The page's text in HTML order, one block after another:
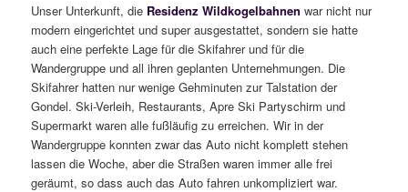
Unser Unterkunft, die Residenz Wildkogelbahnenwar nicht nur
modern eingerichtet und super ausgestattet, sondern sie hatte
auch eine perfekte Lage für die Skifahrer und für die
Wandergruppe und all ihren geplanten Unternehmungen. Die
Skifahrer hatten nur wenige Gehminuten zur Talstation der
Gondel. Ski-Verleih, Restaurants, Apre Ski Partyschirm und
Supermarkt waren alle fußläufig zu erreichen. Wir in der
Wandergruppe konnten zwar das Auto nicht komplett stehen
lassen die Woche, aber die Straßen waren immer alle frei
geräumt, so dass auch das Auto fahren unkompliziert war.